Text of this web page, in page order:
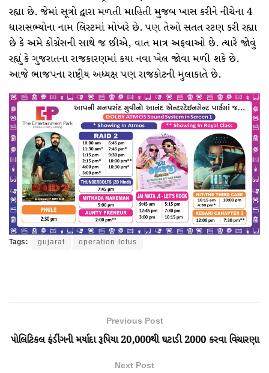
રહ્યા છે. જેમાં સૂત્રો દ્વારા મળતી માહિતી મુજબ ખાસ કરીને નીચેના 4
ધારાસભ્યોના નામ લિસ્ટમાં મોખરે છે. પણ તેઓ સતત રટણ કરી રહ્યા
છે કે અમે કોંગ્રેસની સાથે જ છીએ, વાત માત્ર અફવાઓ છે. ત્યારે જોવું
રહ્યું કે ગુજરાતના રાજકારણમાં કયા નવા ખેલ જોવા મળી શકે છે.
આજે ભાજપના રાષ્ટ્રીય અધ્યક્ષ પણ રાજકોટની મુલાકાતે છે.
Tags: gujarat operation lotus
Previous Post
પોલિટિકલ ફંડીંગની મર્યાદા રૂપિયા 20,000થી ઘટાડી 2000 કરવા વિચારણા
Next Post